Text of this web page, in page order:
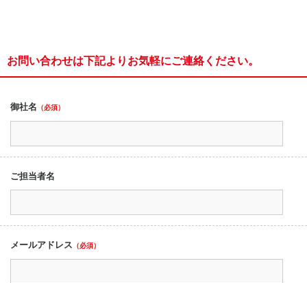
お問い合わせは下記よりお気軽にご連絡ください。
御社名 （必須）
ご担当者名
メールアドレス （必須）